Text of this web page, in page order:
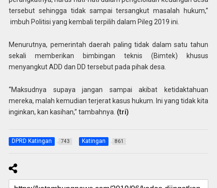
tersebut sehingga tidak sampai tersangkut masalah hukum,”
imbuh Politisi yang kembali terpilih dalam Pileg 2019 ini.
Menurutnya, pemerintah daerah paling tidak dalam satu tahun
sekali memberikan bimbingan teknis (Bimtek) khusus
menyangkut ADD dan DD tersebut pada pihak desa.
“Maksudnya supaya jangan sampai akibat ketidaktahuan
mereka, malah kemudian terjerat kasus hukum. Ini yang tidak kita
inginkan, kan kasihan,” tambahnya. (tri)
DPRD Katingan 743 Katingan 861